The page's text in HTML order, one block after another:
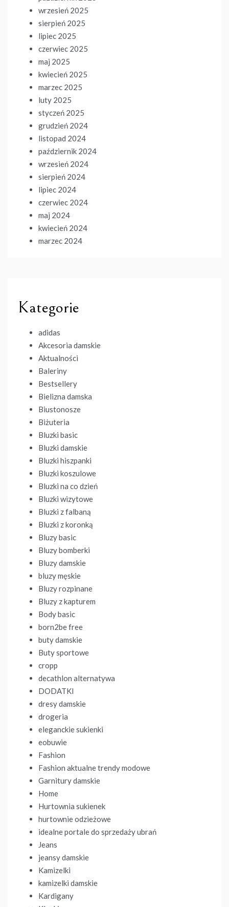
wrzesień 2025
sierpień 2025
lipiec 2025
czerwiec 2025
maj 2025
kwiecień 2025
marzec 2025
luty 2025
styczeń 2025
grudzień 2024
listopad 2024
październik 2024
wrzesień 2024
sierpień 2024
lipiec 2024
czerwiec 2024
maj 2024
kwiecień 2024
marzec 2024
Kategorie
adidas
Akcesoria damskie
Aktualności
Baleriny
Bestsellery
Bielizna damska
Biustonosze
Biżuteria
Bluzki basic
Bluzki damskie
Bluzki hiszpanki
Bluzki koszulowe
Bluzki na co dzień
Bluzki wizytowe
Bluzki z falbaną
Bluzki z koronką
Bluzy basic
Bluzy bomberki
Bluzy damskie
bluzy męskie
Bluzy rozpinane
Bluzy z kapturem
Body basic
born2be free
buty damskie
Buty sportowe
cropp
decathlon alternatywa
DODATKI
dresy damskie
drogeria
eleganckie sukienki
eobuwie
Fashion
Fashion aktualne trendy modowe
Garnitury damskie
Home
Hurtownia sukienek
hurtownie odzieżowe
idealne portale do sprzedaży ubrań
Jeans
jeansy damskie
Kamizelki
kamizelki damskie
Kardigany